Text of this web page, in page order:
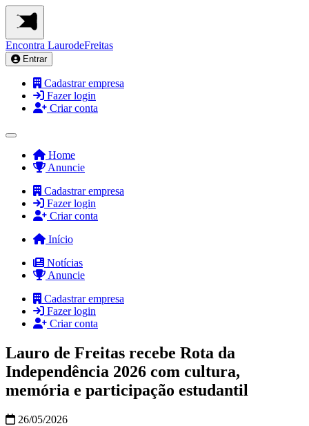
Encontra LaurodeFreitas
Entrar
Cadastrar empresa
Fazer login
Criar conta
Home
Anuncie
Cadastrar empresa
Fazer login
Criar conta
Início
Notícias
Anuncie
Cadastrar empresa
Fazer login
Criar conta
Lauro de Freitas recebe Rota da
Independência 2026 com cultura,
memória e participação estudantil
26/05/2026